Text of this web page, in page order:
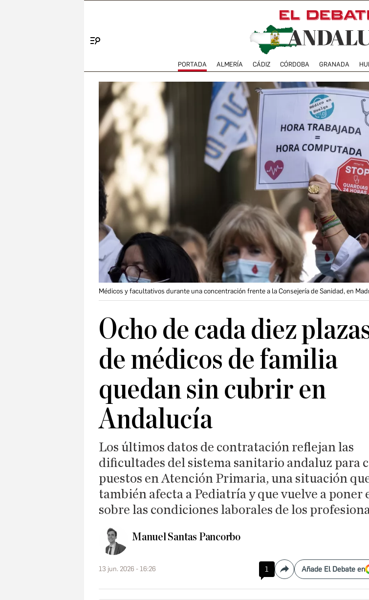
PORTADA ALMERÍA CÁDIZ CÓRDOBA GRANADA
Médicos y facultativos durante una concentración frente a la Consejería de Sanidad, en
Ocho de cada diez
de médicos de familia
quedan sin cubrir en
Andalucía
Los últimos datos de contratación reflejan las
dificultades del sistema sanitario andaluz para
puestos en Atención Primaria, una situación
también afecta a Pediatría y que vuelve a poner
sobre las condiciones laborales de los
Manuel Santas Pancorbo
13 jun. 2026 - 16:26 1 CompartirAñade El Debate en